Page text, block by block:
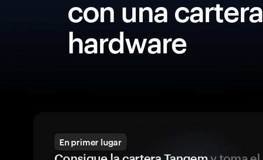
con una cartera
hardware
En primer lugar